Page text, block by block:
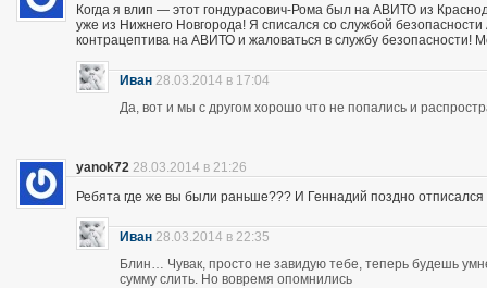
Когда я влип — этот гондурасович-Рома был на АВИТО из
уже из Нижнего Новгорода! Я списался со службой
контрацептива на АВИТО и жаловаться в службу безопасности!
Иван 28.03.2014 в 17:04
Да, вот и мы с другом хорошо что не попались и
yanok72 28.03.2014 в 21:26
Ребята где же вы были раньше??? И Геннадий поздно
Иван 28.03.2014 в 22:35
Блин… Чувак, просто не завидую тебе, теперь будешь
сумму слить. Но вовремя опомнились